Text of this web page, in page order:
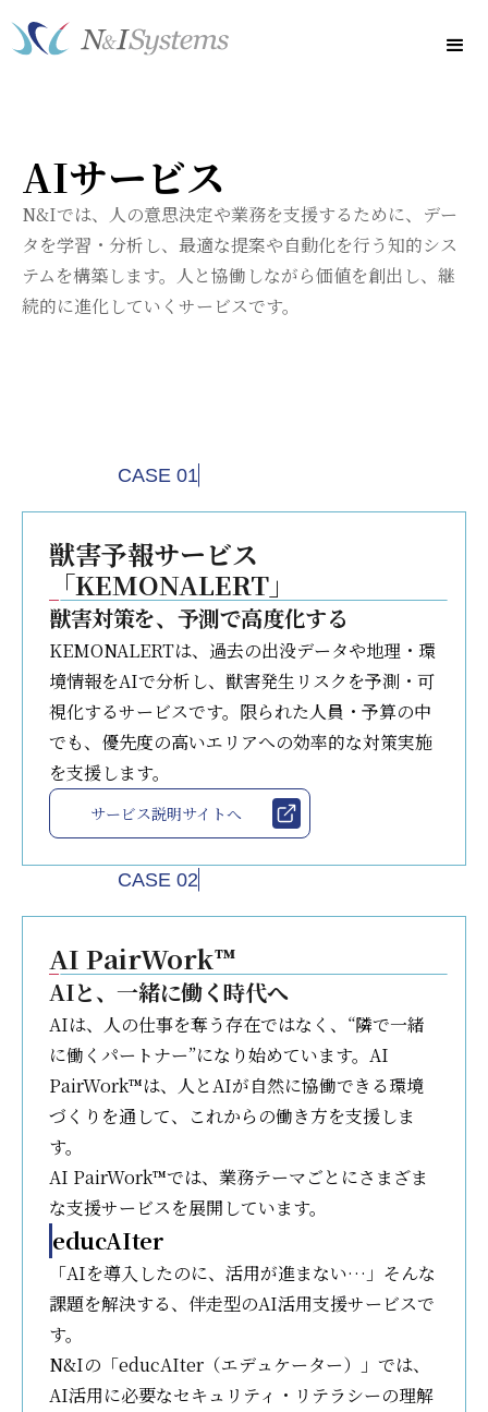
AIサービス
N&Iでは、人の意思決定や業務を支援するために、デー
タを学習・分析し、最適な提案や自動化を行う知的シス
テムを構築します。人と協働しながら価値を創出し、継
続的に進化していくサービスです。
CASE 01
獣害予報サービス
「KEMONALERT」
獣害対策を、予測で高度化する
KEMONALERTは、過去の出没データや地理・環
境情報をAIで分析し、獣害発生リスクを予測・可
視化するサービスです。限られた人員・予算の中
でも、優先度の高いエリアへの効率的な対策実施
を支援します。
サービス説明サイトへ
CASE 02
AI PairWork™
AIと、一緒に働く時代へ
AIは、人の仕事を奪う存在ではなく、“隣で一緒
に働くパートナー”になり始めています。AI
PairWork™は、人とAIが自然に協働できる環境
づくりを通して、これからの働き方を支援しま
す。
AI PairWork™では、業務テーマごとにさまざま
な支援サービスを展開しています。
educAIter
「AIを導入したのに、活用が進まない…」そんな
課題を解決する、伴走型のAI活用支援サービスで
す。
N&Iの「educAIter（エデュケーター）」では、
AI活用に必要なセキュリティ・リテラシーの理解